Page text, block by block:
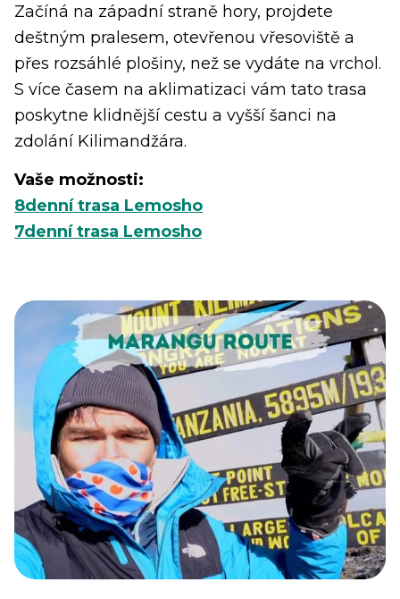
Začíná na západní straně hory, projdete
deštným pralesem, otevřenou vřesoviště a
přes rozsáhlé plošiny, než se vydáte na vrchol.
S více časem na aklimatizaci vám tato trasa
poskytne klidnější cestu a vyšší šanci na
zdolání Kilimandžára.
Vaše možnosti:
8denní trasa Lemosho
7denní trasa Lemosho